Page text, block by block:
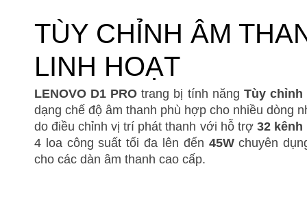
TÙY CHỈNH ÂM
LINH HOẠT
LENOVO D1 PROtrang bị tính năng Tùy
dạng chế độ âm thanh phù hợp cho nhiều dòng
do điều chỉnh vị trí phát thanh với hỗ trợ 32 kênh
4 loa công suất tối đa lên đến 45Wchuyên
cho các dàn âm thanh cao cấp.